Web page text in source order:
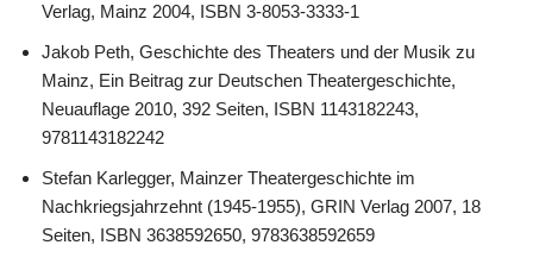
Verlag, Mainz 2004, ISBN 3-8053-3333-1
Jakob Peth, Geschichte des Theaters und der Musik zu
Mainz, Ein Beitrag zur Deutschen Theatergeschichte,
Neuauflage 2010, 392 Seiten, ISBN 1143182243,
9781143182242
Stefan Karlegger, Mainzer Theatergeschichte im
Nachkriegsjahrzehnt (1945-1955), GRIN Verlag 2007, 18
Seiten, ISBN 3638592650, 9783638592659